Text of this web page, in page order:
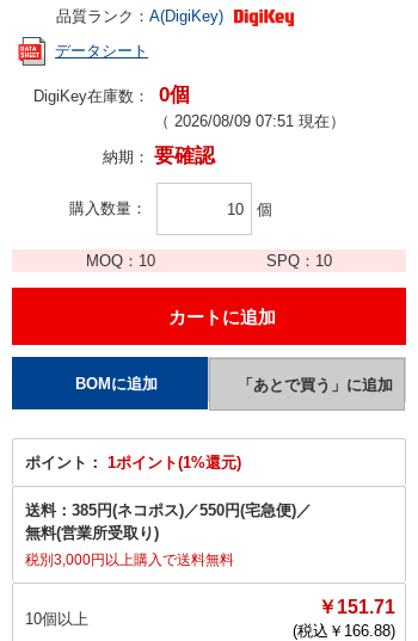
品質ランク： A(DigiKey)
データシート
DigiKey在庫数： 0個
（ 2026/08/09 07:51 現在）
納期： 要確認
購入数量 個
MOQ： 10 SPQ： 10
ポイント： 1ポイント(1%還元)
送料： 385円(ネコポス)／550円(宅急便)／
無料(営業所受取り)
税別3,000円以上購入で送料無料
10個以上
￥151.71
(税込￥ 166.88)